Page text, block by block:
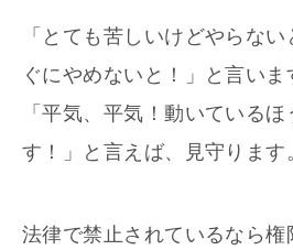
「とても苦しいけどやらな
ぐにやめないと！」と言いま
「平気、平気！動いている
す！」と言えば、見守ります
法律で禁止されているなら